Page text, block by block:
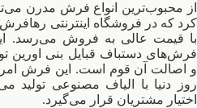
از محبوب‌ترین انواع فرش مدرن
کرد که در فروشگاه اینترنتی
با قیمت عالی به فروش می‌رسد.
فرش‌های دستباف قبایل بنی اورین
و اصالت آن قوم است. این فرش
روز دنیا با الیاف مصنوعی
اختیار مشتریان قرار می‌گیرد.